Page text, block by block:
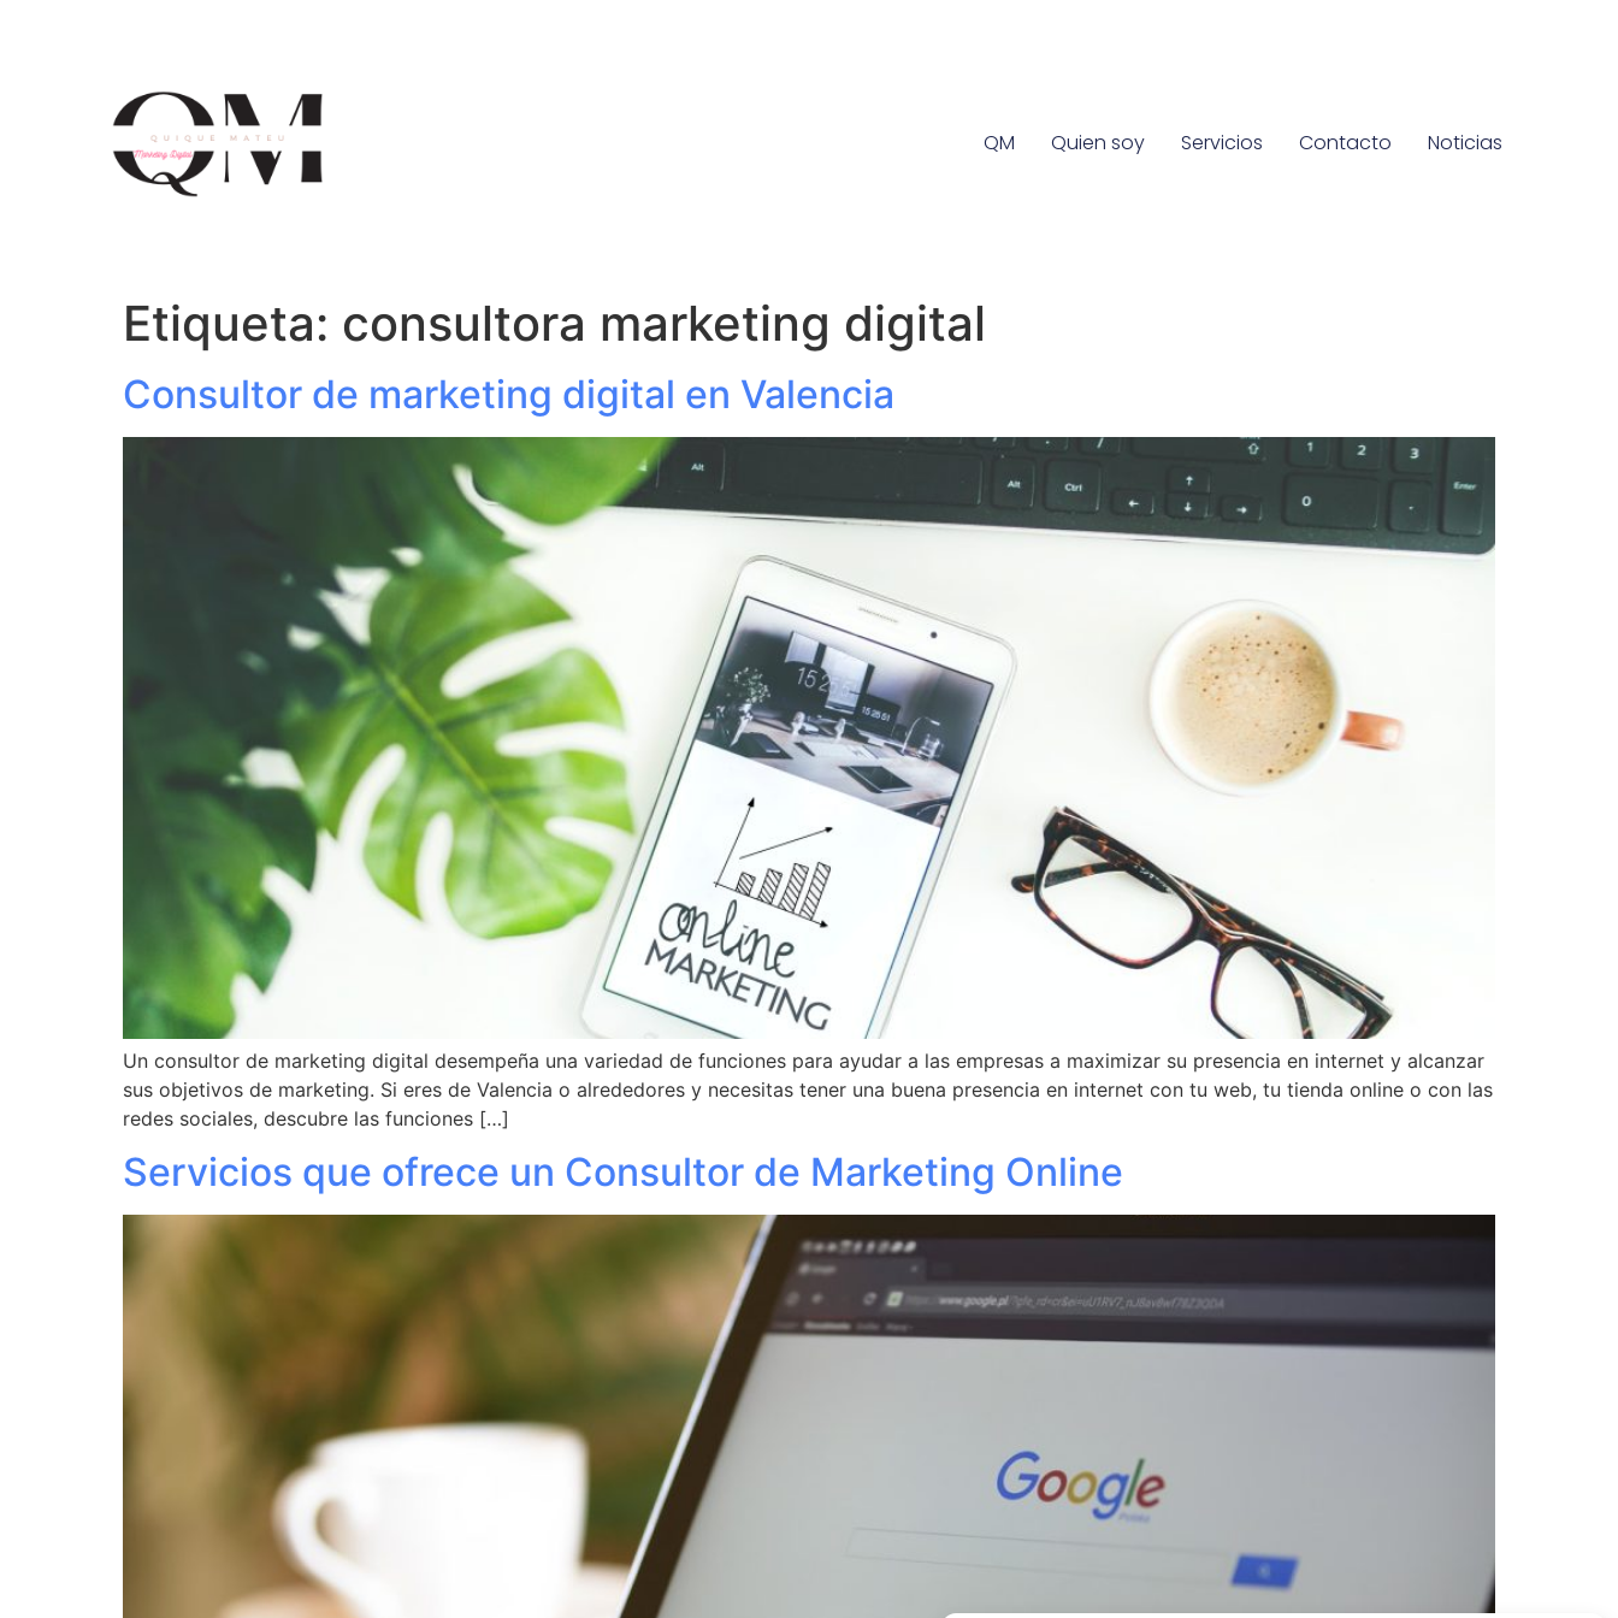
QM Quien soy Servicios Contacto Noticias
Etiqueta: consultora marketing digital
Consultor de marketing digital en Valencia
Un consultor de marketing digital desempeña una variedad de funciones para ayudar a las empresas a maximizar su presencia en internet y alcanzar
sus objetivos de marketing. Si eres de Valencia o alrededores y necesitas tener una buena presencia en internet con tu web, tu tienda online o con las
redes sociales, descubre las funciones […]
Servicios que ofrece un Consultor de Marketing Online